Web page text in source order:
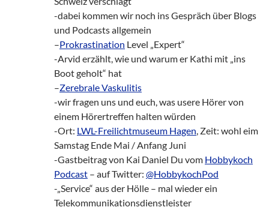
-dabei kommen wir noch ins Gespräch über Blogs
und Podcasts allgemein
–Prokrastination Level „Expert“
-Arvid erzählt, wie und warum er Kathi mit „ins
Boot geholt“ hat
–Zerebrale Vaskulitis
-wir fragen uns und euch, was usere Hörer von
einem Hörertreffen halten würden
-Ort: LWL-Freilichtmuseum Hagen, Zeit: wohl eim
Samstag Ende Mai / Anfang Juni
-Gastbeitrag von Kai Daniel Du vom Hobbykoch
Podcast – auf Twitter: @HobbykochPod
-„Service“ aus der Hölle – mal wieder ein
Telekommunikationsdienstleister